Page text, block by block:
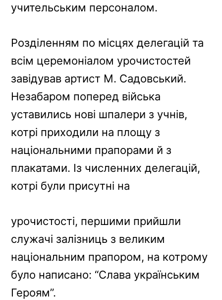
учительським персоналом.
Розділенням по місцях делегацій та
всім церемоніалом урочистостей
завідував артист М. Садовський.
Незабаром поперед війська
уставились нові шпалери з учнів,
котрі приходили на площу з
національними прапорами й з
плакатами. Із численних делегацій,
котрі були присутні на
урочистості, першими прийшли
служачі залізниць з великим
національним прапором, на котрому
було написано: “Слава українським
Героям”.